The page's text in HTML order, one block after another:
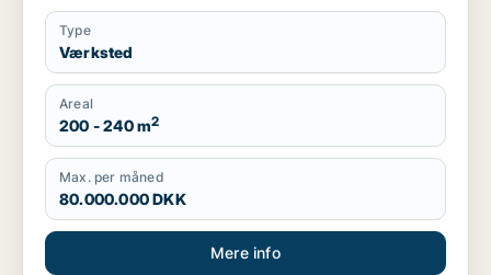
Type
Værksted
Areal
200 - 240 m2
Max. per måned
80.000.000 DKK
Mere info